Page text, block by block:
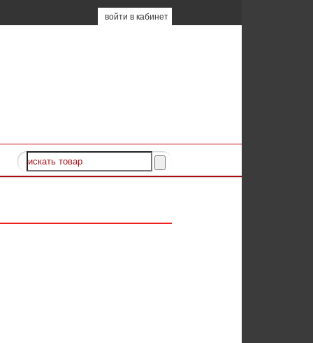
войти в кабинет